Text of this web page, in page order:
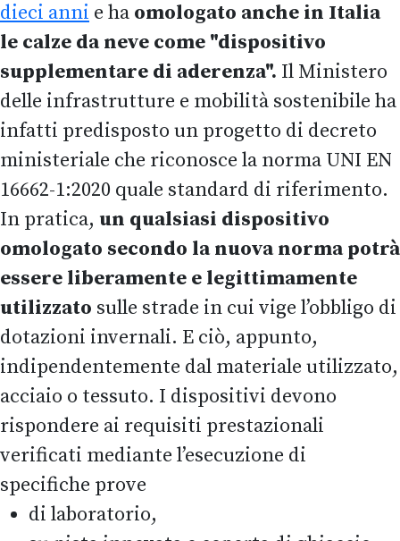
dieci anni e ha omologato anche in Italia
le calze da neve come "dispositivo
supplementare di aderenza". Il Ministero
delle infrastrutture e mobilità sostenibile ha
infatti predisposto un progetto di decreto
ministeriale che riconosce la norma UNI EN
16662-1:2020 quale standard di riferimento.
In pratica, un qualsiasi dispositivo
omologato secondo la nuova norma potrà
essere liberamente e legittimamente
utilizzato sulle strade in cui vige l’obbligo di
dotazioni invernali. E ciò, appunto,
indipendentemente dal materiale utilizzato,
acciaio o tessuto. I dispositivi devono
rispondere ai requisiti prestazionali
verificati mediante l’esecuzione di
specifiche prove
di laboratorio,